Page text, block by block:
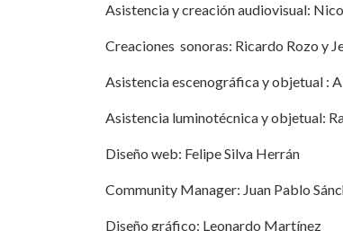
Asistencia y creación audiovisual:
Creaciones sonoras: Ricardo Rozo y
Asistencia escenográfica y objetual :
Asistencia luminotécnica y objetual:
Diseño web: Felipe Silva Herrán
Community Manager: Juan Pablo
Diseño gráfico: Leonardo Martínez